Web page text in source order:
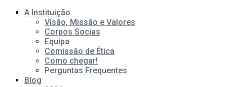
A Instituição
Visão, Missão e Valores
Corpos Socias
Equipa
Comissão de Ética
Como chegar!
Perguntas Frequentes
Blog